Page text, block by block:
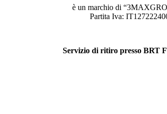
è un marchio di
Partita Iva:
Servizio di ritiro presso BRT